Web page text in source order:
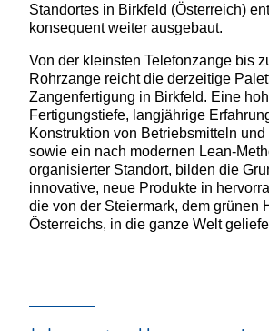
Standortes in Birkfeld (Österreich)
konsequent weiter ausgebaut.
Von der kleinsten Telefonzange bis
Rohrzange reicht die derzeitige
Zangenfertigung in Birkfeld. Eine
Fertigungstiefe, langjährige
Konstruktion von Betriebsmitteln
sowie ein nach modernen Lean-
organisierter Standort, bilden die
innovative, neue Produkte in
die von der Steiermark, dem grünen
Österreichs, in die ganze Welt